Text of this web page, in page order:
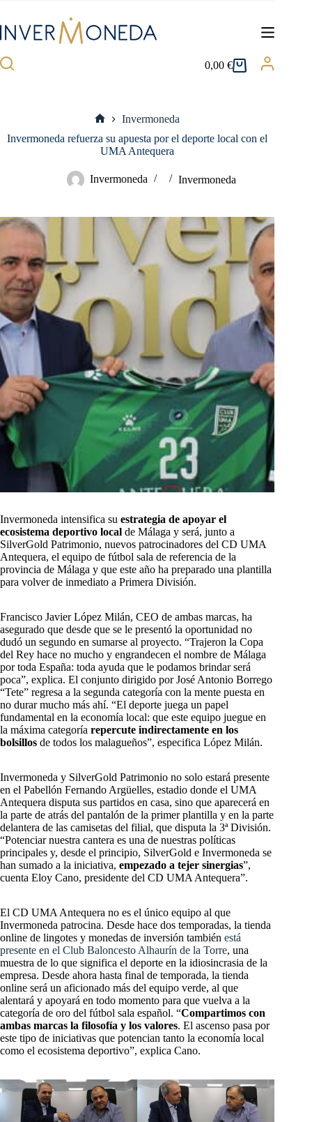
contenido
Carro
0,00€
Invermoneda
Invermoneda refuerza su apuesta por el deporte local con el
UMA Antequera
Invermoneda Invermoneda
Invermoneda intensifica su estrategia de apoyar el
ecosistema deportivo local de Málaga y será, junto a
SilverGold Patrimonio, nuevos patrocinadores del CD UMA
Antequera, el equipo de fútbol sala de referencia de la
provincia de Málaga y que este año ha preparado una plantilla
para volver de inmediato a Primera División.
Francisco Javier López Milán, CEO de ambas marcas, ha
asegurado que desde que se le presentó la oportunidad no
dudó un segundo en sumarse al proyecto. “Trajeron la Copa
del Rey hace no mucho y engrandecen el nombre de Málaga
por toda España: toda ayuda que le podamos brindar será
poca”, explica. El conjunto dirigido por José Antonio Borrego
“Tete” regresa a la segunda categoría con la mente puesta en
no durar mucho más ahí. “El deporte juega un papel
fundamental en la economía local: que este equipo juegue en
la máxima categoría repercute indirectamente en los
bolsillos de todos los malagueños”, especifica López Milán.
Invermoneda y SilverGold Patrimonio no solo estará presente
en el Pabellón Fernando Argüelles, estadio donde el UMA
Antequera disputa sus partidos en casa, sino que aparecerá en
la parte de atrás del pantalón de la primer plantilla y en la parte
delantera de las camisetas del filial, que disputa la 3ª División.
“Potenciar nuestra cantera es una de nuestras políticas
principales y, desde el principio, SilverGold e Invermoneda se
han sumado a la iniciativa, empezado a tejer sinergias”,
cuenta Eloy Cano, presidente del CD UMA Antequera”.
El CD UMA Antequera no es el único equipo al que
Invermoneda patrocina. Desde hace dos temporadas, la tienda
online de lingotes y monedas de inversión también está
presente en el Club Baloncesto Alhaurín de la Torre, una
muestra de lo que significa el deporte en la idiosincrasia de la
empresa. Desde ahora hasta final de temporada, la tienda
online será un aficionado más del equipo verde, al que
alentará y apoyará en todo momento para que vuelva a la
categoría de oro del fútbol sala español. “Compartimos con
ambas marcas la filosofía y los valores. El ascenso pasa por
este tipo de iniciativas que potencian tanto la economía local
como el ecosistema deportivo”, explica Cano.